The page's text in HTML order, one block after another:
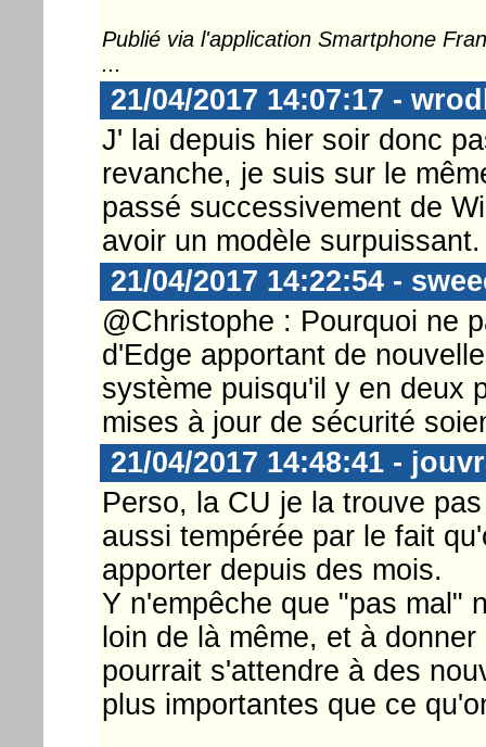
Publié via l'application Smartphone
...
21/04/2017 14:07:17 -
J' lai depuis hier soir donc
revanche, je suis sur le
passé successivement de
avoir un modèle surpuissant.
21/04/2017 14:22:54 -
@Christophe : Pourquoi ne
d'Edge apportant de
système puisqu'il y en deux
mises à jour de sécurité
21/04/2017 14:48:41 -
Perso, la CU je la trouve
aussi tempérée par le fait
apporter depuis des mois.
Y n'empêche que "pas mal"
loin de là même, et à
pourrait s'attendre à des
plus importantes que ce